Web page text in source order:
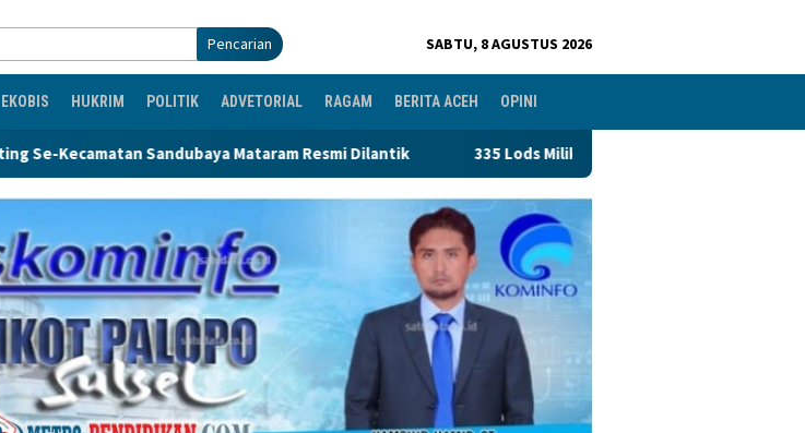
Pencarian SABTU, 8 AGUSTUS 2026
EKOBIS HUKRIM POLITIK ADVETORIAL RAGAM BERITA ACEH OPINI
Resmi Dilantik 335 Lods Milik Pedagang Pasar PND Terancam Disegel, Perumda Pasar